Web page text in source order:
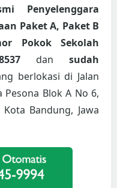
Penyelenggara
Paket A, Paket B
Pokok Sekolah
dan sudah
berlokasi di Jalan
Pesona Blok A No 6,
Bandung, Jawa